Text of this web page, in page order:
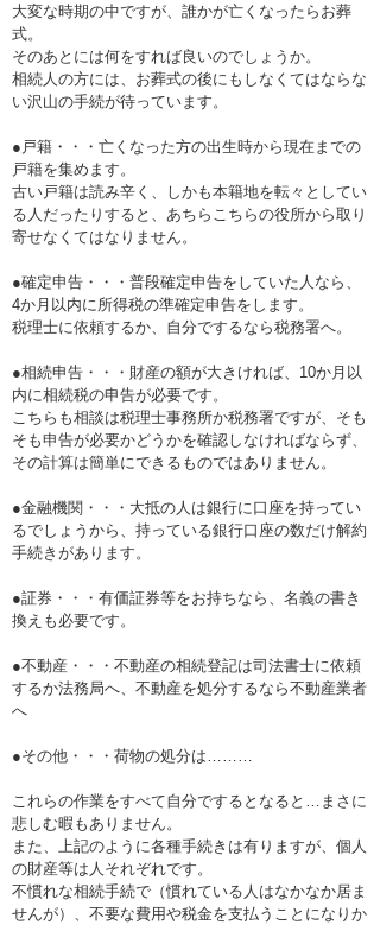
大変な時期の中ですが、誰かが亡くなったらお葬
式。
そのあとには何をすれば良いのでしょうか。
相続人の方には、お葬式の後にもしなくてはならな
い沢山の手続が待っています。
●戸籍・・・亡くなった方の出生時から現在までの
戸籍を集めます。
古い戸籍は読み辛く、しかも本籍地を転々としてい
る人だったりすると、あちらこちらの役所から取り
寄せなくてはなりません。
●確定申告・・・普段確定申告をしていた人なら、
4か月以内に所得税の準確定申告をします。
税理士に依頼するか、自分でするなら税務署へ。
●相続申告・・・財産の額が大きければ、10か月以
内に相続税の申告が必要です。
こちらも相談は税理士事務所か税務署ですが、そも
そも申告が必要かどうかを確認しなければならず、
その計算は簡単にできるものではありません。
●金融機関・・・大抵の人は銀行に口座を持ってい
るでしょうから、持っている銀行口座の数だけ解約
手続きがあります。
●証券・・・有価証券等をお持ちなら、名義の書き
換えも必要です。
●不動産・・・不動産の相続登記は司法書士に依頼
するか法務局へ、不動産を処分するなら不動産業者
へ
●その他・・・荷物の処分は………
これらの作業をすべて自分でするとなると…まさに
悲しむ暇もありません。
また、上記のように各種手続きは有りますが、個人
の財産等は人それぞれです。
不慣れな相続手続で（慣れている人はなかなか居ま
せんが）、不要な費用や税金を支払うことになりか